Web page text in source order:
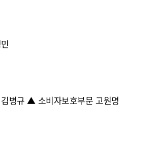
병규 ▲ 소비자보호부문 고원명